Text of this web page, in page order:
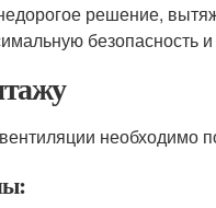
решение,
безопасность
необходимо